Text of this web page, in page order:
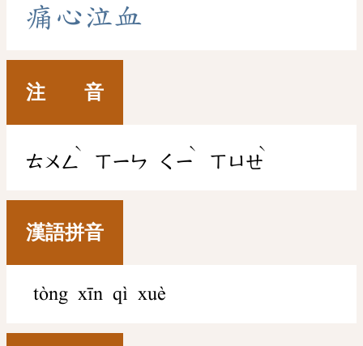
痛 心泣血
注 音
ㄊㄨㄥ
ˋ
ㄒㄧㄣ ㄑㄧ
ˋ
ㄒㄩㄝ
ˋ
漢語拼音
tòng xīn qì xuè